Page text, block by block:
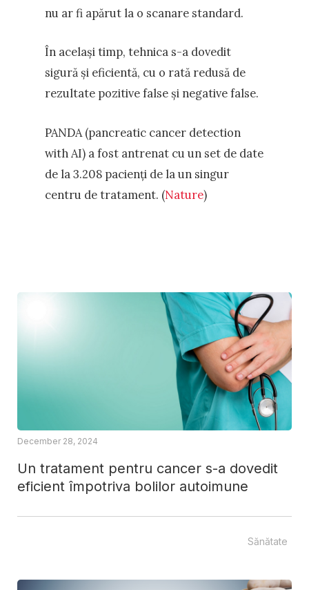
nu ar fi apărut la o scanare standard.
În același timp, tehnica s-a dovedit
sigură și eficientă, cu o rată redusă de
rezultate pozitive false și negative false.
PANDA (pancreatic cancer detection
with AI) a fost antrenat cu un set de date
de la 3.208 pacienți de la un singur
centru de tratament. (Nature)
Un tratament pentru cancer s-a dovedit
eficient împotriva bolilor autoimune
December 28, 2024
Sănătate